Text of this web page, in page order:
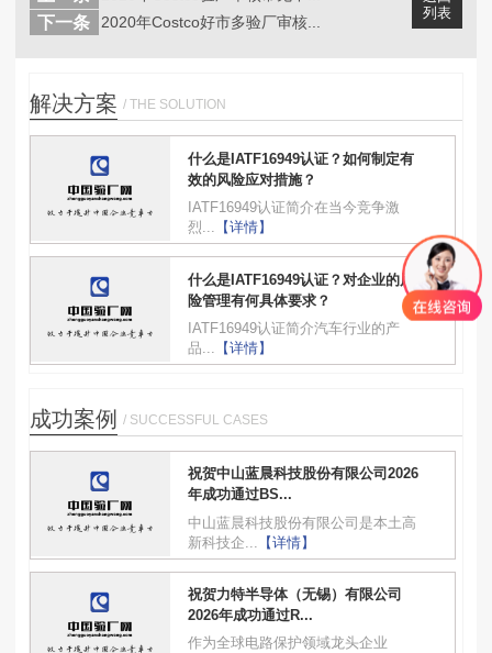
列表
下一条 2020年Costco好市多验厂审核...
解决方案 / THE SOLUTION
什么是IATF16949认证？如何制定有
效的风险应对措施？
IATF16949认证简介在当今竞争激
烈...
【详情】
什么是IATF16949认证？对企业的风
险管理有何具体要求？
IATF16949认证简介汽车行业的产
品...
【详情】
成功案例 / SUCCESSFUL CASES
祝贺中山蓝晨科技股份有限公司2026
年成功通过BS...
中山蓝晨科技股份有限公司是本土高
新科技企...
【详情】
祝贺力特半导体（无锡）有限公司
2026年成功通过R...
作为全球电路保护领域龙头企业